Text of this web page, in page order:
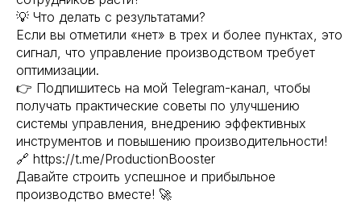
💡 Что делать с результатами?
Если вы отметили «нет» в трех и более пунктах, это
сигнал, что управление производством требует
оптимизации.
👉 Подпишитесь на мой Telegram-канал, чтобы
получать практические советы по улучшению
системы управления, внедрению эффективных
инструментов и повышению производительности!
🔗 https://t.me/ProductionBooster
Давайте строить успешное и прибыльное
производство вместе! 🚀